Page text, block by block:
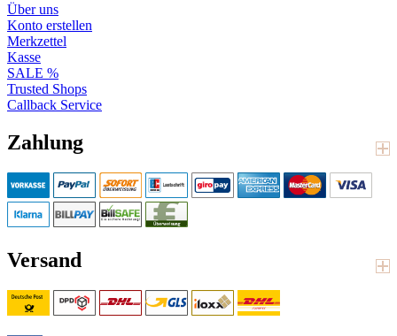
Über uns
Konto erstellen
Merkzettel
Kasse
SALE %
Trusted Shops
Callback Service
Zahlung
Versand